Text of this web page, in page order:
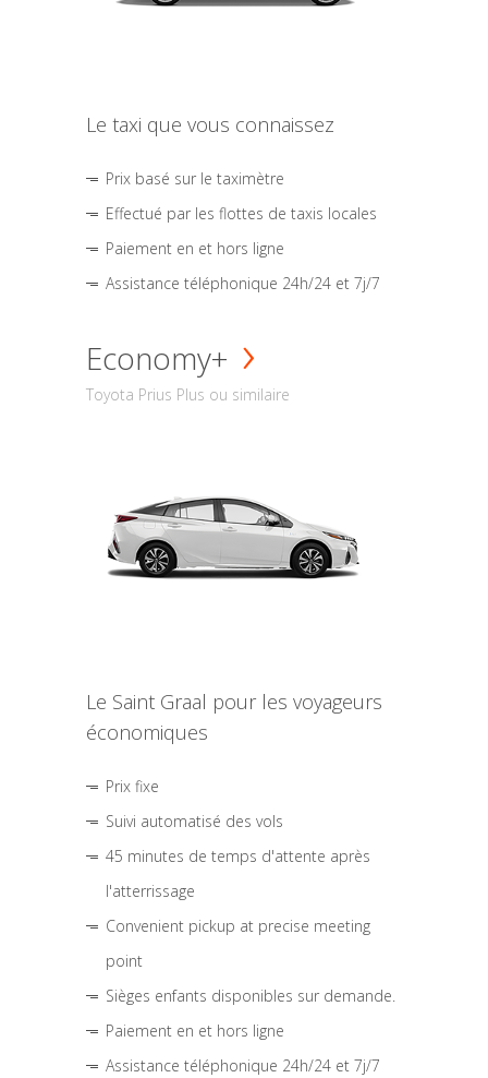
Le taxi que vous connaissez
Prix basé sur le taximètre
Effectué par les flottes de taxis locales
Paiement en et hors ligne
Assistance téléphonique 24h/24 et 7j/7
Economy+
Toyota Prius Plus ou similaire
Le Saint Graal pour les voyageurs
économiques
Prix fixe
Suivi automatisé des vols
45 minutes de temps d'attente après
l'atterrissage
Convenient pickup at precise meeting
point
Sièges enfants disponibles sur demande.
Paiement en et hors ligne
Assistance téléphonique 24h/24 et 7j/7